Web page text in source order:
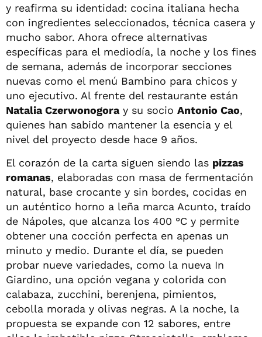
y reafirma su identidad: cocina italiana hecha
con ingredientes seleccionados, técnica casera y
mucho sabor. Ahora ofrece alternativas
específicas para el mediodía, la noche y los fines
de semana, además de incorporar secciones
nuevas como el menú Bambino para chicos y
uno ejecutivo. Al frente del restaurante están
Natalia Czerwonogoray su socio Antonio Cao,
quienes han sabido mantener la esencia y el
nivel del proyecto desde hace 9 años.
El corazón de la carta siguen siendo las pizzas
romanas, elaboradas con masa de fermentación
natural, base crocante y sin bordes, cocidas en
un auténtico horno a leña marca Acunto, traído
de Nápoles, que alcanza los 400 °C y permite
obtener una cocción perfecta en apenas un
minuto y medio. Durante el día, se pueden
probar nueve variedades, como la nueva In
Giardino, una opción vegana y colorida con
calabaza, zucchini, berenjena, pimientos,
cebolla morada y olivas negras. A la noche, la
propuesta se expande con 12 sabores, entre